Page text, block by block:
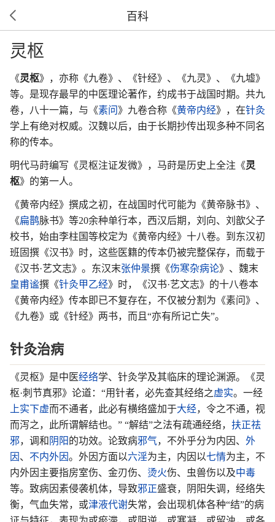
百科
灵枢
《灵枢》，亦称《九卷》、《针经》、《九灵》、《九墟》
等。是现存最早的中医理论著作，约成书于战国时期。共九
卷，八十一篇，与《素问 》九卷合称《黄帝内经》，在针灸
学上有绝对权威。汉魏以后，由于长期抄传出现多种不同名
称的传本。
明代马莳编写《灵枢注证发微》，马莳是历史上全注《灵
枢》的第一人。
《黄帝内经》撰成之初，在战国时代可能为《黄帝脉书》、
《扁鹊脉书》等20余种单行本，西汉后期，刘向、刘歆父子
校书，始由李柱国等校定为《黄帝内经》十八卷。到东汉初
班固撰《汉书》时，这些医籍的传本仍被完整保存，而载于
《汉书·艺文志》。东汉末张仲景撰《伤寒杂病论》、魏末
皇甫谧撰《针灸甲乙经》时，《汉书·艺文志》的十八卷本
《黄帝内经》传本即已不复存在，不仅被分割为《素问》、
《九卷》或《针经》两书，而且“亦有所记亡失”。
针灸治病
《灵枢》是中医经络学、针灸学及其临床的理论渊源。《灵
枢·刺节真邪》论道：“用针者，必先查其经络之虚实。一经
上实下虚而不通者，此必有横络盛加于大经，令之不通，视
而泻之，此所谓解结也。” “解结”之法有疏通经络， 扶正祛
邪，调和 阴阳的功效。论致病邪气，不外乎分为内因、 外
因 、 不内外因。外因方面以六淫为主，内因以七情为主，不
内外因主要指房室伤、金刃伤、 烫火伤、虫兽伤以及中毒
等。致病因素侵袭机体，导致邪正盛衰，阴阳失调，经络失
衡，气血失常，或津液代谢失常，会出现机体各种“结”的病